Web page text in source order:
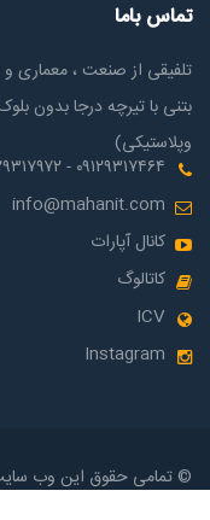
تماس باما
تلفیقی از صنعت ، معماری
بتنی با تیرچه درجا بدون
وپلاستیکی)
۰۹۱۲۹۳۱۷۴۶۴ - ۰۹۱۲۹۳۱۷۹۷۲
info@mahanit.com
کانال آپارات
کاتالوگ
ICV
Instagram
© تمامی حقوق این وب